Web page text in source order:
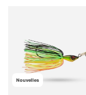
Nouvelles